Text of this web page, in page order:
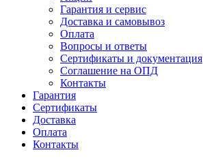
Гарантия и сервис
Доставка и самовывоз
Оплата
Вопросы и ответы
Сертификаты и документация
Соглашение на ОПД
Контакты
Гарантия
Сертификаты
Доставка
Оплата
Контакты